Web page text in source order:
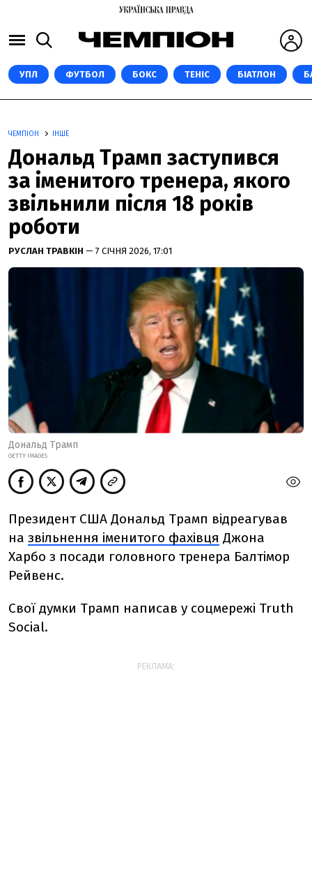
УПЛ ФУТБОЛ БОКС ТЕНІС БІАТЛОН
ЧЕМПІОН ІНШЕ
Дональд Трамп заступився
за іменитого тренера, якого
звільнили після 18 років
роботи
РУСЛАН ТРАВКІН — 7 СІЧНЯ 2026, 17:01
Дональд Трамп
GETTY IMAGES
Президент США Дональд Трамп відреагував
на звільнення іменитого фахівця Джона
Харбо з посади головного тренера Балтімор
Рейвенс.
Свої думки Трамп написав у соцмережі Truth
Social.
РЕКЛАМА: